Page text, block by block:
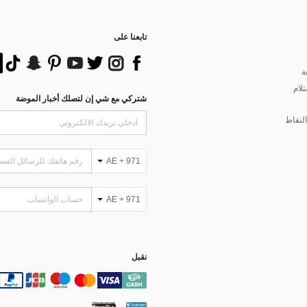
تابعنا على
شتركي مع شي إن لتصلك أخبار الموضة
AE + 971
AE + 971
نقبل